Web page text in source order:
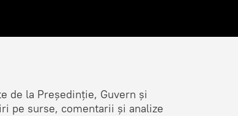
de la Președinție, Guvern și
pe surse, comentarii și analize